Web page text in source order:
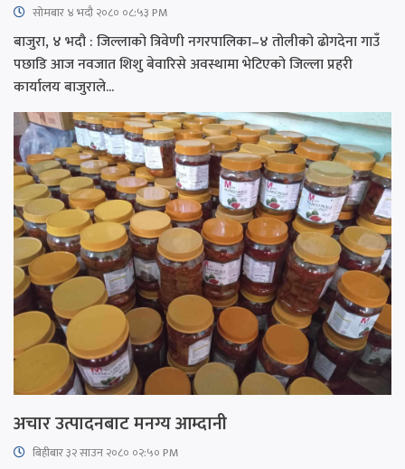
सोमबार ४ भदौ २०८० ०८:५३ PM
बाजुरा, ४ भदौ : जिल्लाको त्रिवेणी नगरपालिका–४ तोलीको ढोगदेना गाउँ
पछाडि आज नवजात शिशु बेवारिसे अवस्थामा भेटिएको जिल्ला प्रहरी
कार्यालय बाजुराले...
अचार उत्पादनबाट मनग्य आम्दानी
बिहीबार ३२ साउन २०८० ०२:५० PM